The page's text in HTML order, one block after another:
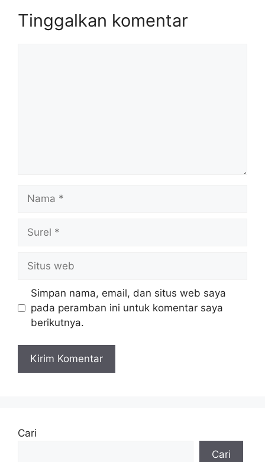
Tinggalkan komentar
web
Simpan nama, email, dan situs web saya
pada peramban ini untuk komentar saya
berikutnya.
Cari
Cari